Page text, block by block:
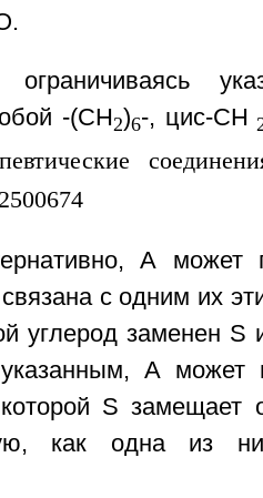
-(CH2)6-, цис-CH
А может
связана с одним их
углерод заменен
указанным, А может
которой S
как одна из